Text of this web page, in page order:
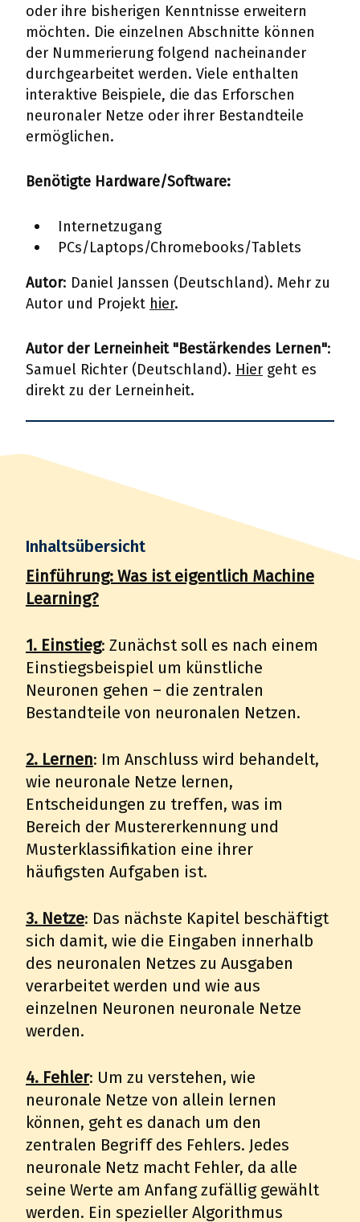
oder ihre bisherigen Kenntnisse erweitern
möchten. Die einzelnen Abschnitte können
der Nummerierung folgend nacheinander
durchgearbeitet werden. Viele enthalten
interaktive Beispiele, die das Erforschen
neuronaler Netze oder ihrer Bestandteile
ermöglichen.
Benötigte Hardware/Software:
Internetzugang
PCs/Laptops/Chromebooks/Tablets
Autor: Daniel Janssen (Deutschland). Mehr zu
Autor und Projekt hier.
Autor der Lerneinheit "Bestärkendes Lernen":
Samuel Richter (Deutschland). Hier geht es
direkt zu der Lerneinheit.
Inhaltsübersicht
Einführung: Was ist eigentlich Machine
Learning?
1. Einstieg: Zunächst soll es nach einem
Einstiegsbeispiel um künstliche
Neuronen gehen – die zentralen
Bestandteile von neuronalen Netzen.
2. Lernen: Im Anschluss wird behandelt,
wie neuronale Netze lernen,
Entscheidungen zu treffen, was im
Bereich der Mustererkennung und
Musterklassifikation eine ihrer
häufigsten Aufgaben ist.
3. Netze: Das nächste Kapitel beschäftigt
sich damit, wie die Eingaben innerhalb
des neuronalen Netzes zu Ausgaben
verarbeitet werden und wie aus
einzelnen Neuronen neuronale Netze
werden.
4. Fehler: Um zu verstehen, wie
neuronale Netze von allein lernen
können, geht es danach um den
zentralen Begriff des Fehlers. Jedes
neuronale Netz macht Fehler, da alle
seine Werte am Anfang zufällig gewählt
werden. Ein spezieller Algorithmus